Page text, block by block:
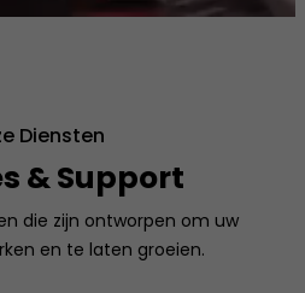
Diensten
& Support
die zijn ontworpen om uw
en te laten groeien.